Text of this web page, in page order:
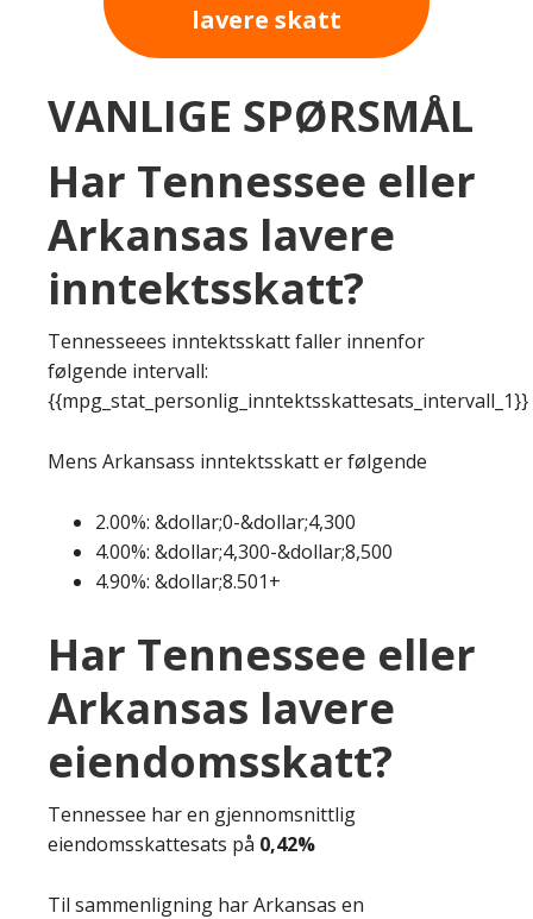
lavere skatt
VANLIGE SPØRSMÅL
Har Tennessee eller
Arkansas lavere
inntektsskatt?
Tennesseees inntektsskatt faller innenfor
følgende intervall:
{{mpg_stat_personlig_inntektsskattesats_intervall_1}}
Mens Arkansass inntektsskatt er følgende
2.00%: &dollar;0-&dollar;4,300
4.00%: &dollar;4,300-&dollar;8,500
4.90%: &dollar;8.501+
Har Tennessee eller
Arkansas lavere
eiendomsskatt?
Tennessee har en gjennomsnittlig
eiendomsskattesats på 0,42%
Til sammenligning har Arkansas en